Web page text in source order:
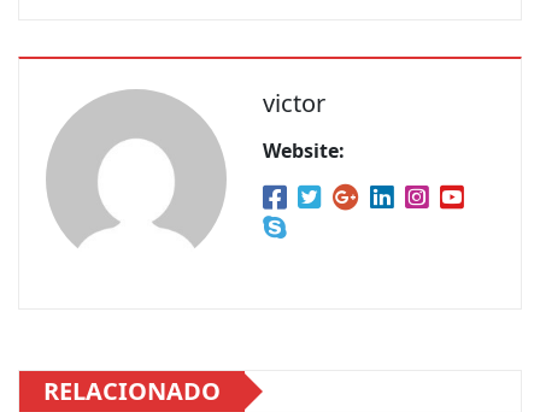
victor
Website:
RELACIONADO